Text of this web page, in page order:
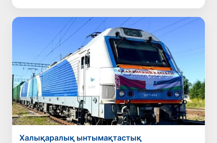
Халықаралық ынтымақтастық